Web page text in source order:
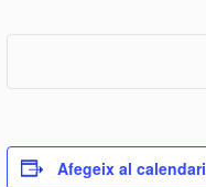
Afegeix al calendari